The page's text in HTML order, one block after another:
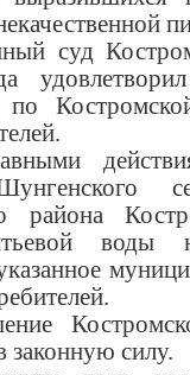
по
района
воды
законную силу.